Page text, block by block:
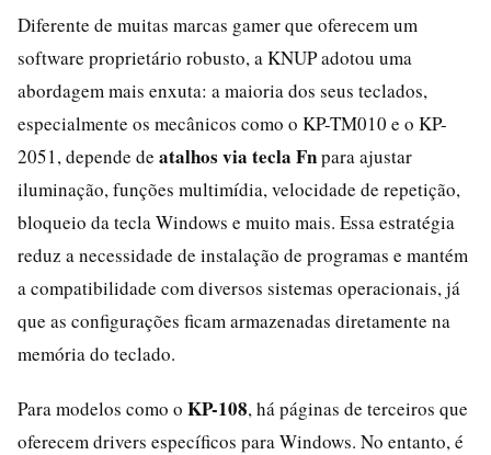
Diferente de muitas marcas gamer que oferecem um
software proprietário robusto, a KNUP adotou uma
abordagem mais enxuta: a maioria dos seus teclados,
especialmente os mecânicos como o KP-TM010 e o KP-
2051, depende de atalhos via tecla Fnpara ajustar
iluminação, funções multimídia, velocidade de repetição,
bloqueio da tecla Windows e muito mais. Essa estratégia
reduz a necessidade de instalação de programas e mantém
a compatibilidade com diversos sistemas operacionais, já
que as configurações ficam armazenadas diretamente na
memória do teclado.
Para modelos como o KP-108, há páginas de terceiros que
oferecem drivers específicos para Windows. No entanto, é